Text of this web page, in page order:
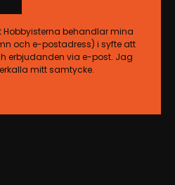
behandlar mina
och e-postadress) i syfte att
erbjudanden via e-post. Jag
mitt samtycke.